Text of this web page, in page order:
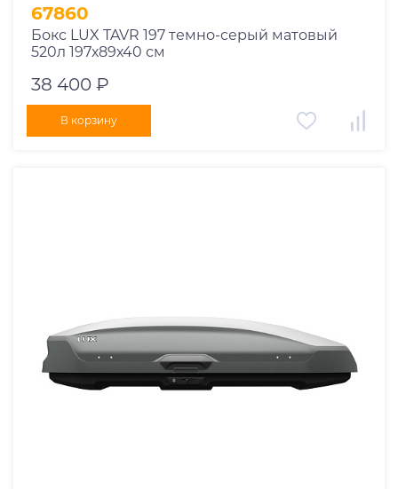
67860
Бокс LUX TAVR 197 темно-серый матовый
520л 197х89х40 см
38 400 ₽
В корзину